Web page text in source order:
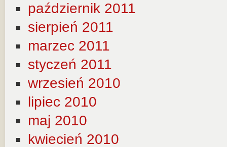
październik 2011
sierpień 2011
marzec 2011
styczeń 2011
wrzesień 2010
lipiec 2010
maj 2010
kwiecień 2010